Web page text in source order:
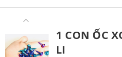
1 CON ỐC
LI